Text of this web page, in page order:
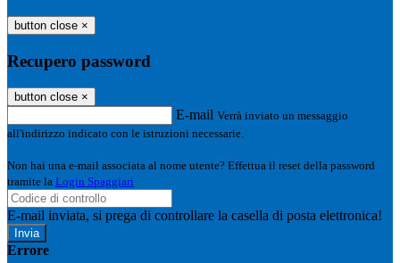
button close ×
Recupero password
button close ×
E-mail Verrà inviato un messaggio
all'indirizzo indicato con le istruzioni necessarie.
Non hai una e-mail associata al nome utente? Effettua il reset della password
tramite la Login Spaggiari
E-mail inviata, si prega di controllare la casella di posta elettronica!
Errore